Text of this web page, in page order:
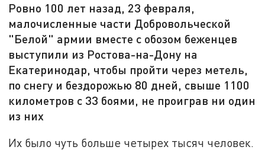
Ровно 100 лет назад, 23 февраля,
малочисленные части Добровольческой
"Белой" армии вместе с обозом беженцев
выступили из Ростова-на-Дону на
Екатеринодар, чтобы пройти через метель,
по снегу и бездорожью 80 дней, свыше 1100
километров с 33 боями, не проиграв ни один
из них
Их было чуть больше четырех тысяч человек.